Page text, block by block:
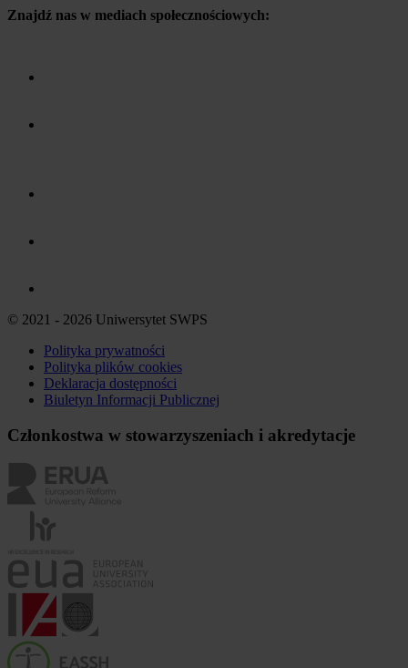
Znajdź nas w mediach społecznościowych:
© 2021 - 2026 Uniwersytet SWPS
Polityka prywatności
Polityka plików cookies
Deklaracja dostępności
Biuletyn Informacji Publicznej
Członkostwa w stowarzyszeniach i akredytacje